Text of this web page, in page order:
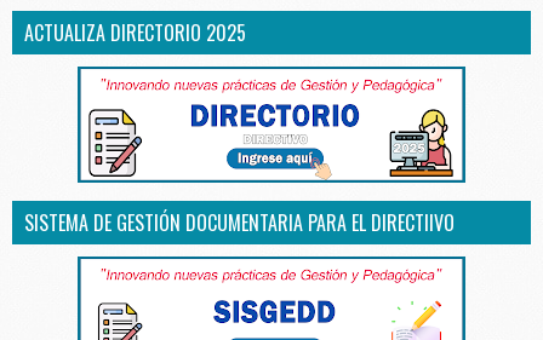
ACTUALIZA DIRECTORIO 2025
SISTEMA DE GESTIÓN DOCUMENTARIA PARA EL DIRECTIIVO